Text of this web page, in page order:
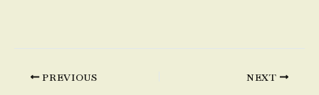
PREVIOUS NEXT